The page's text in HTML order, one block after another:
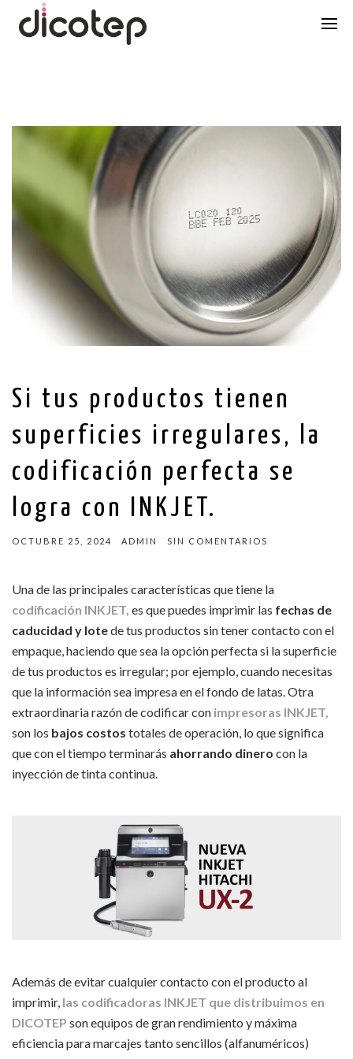
Si tus productos tienen
superficies irregulares, la
codificación perfecta se
logra con INKJET.
OCTUBRE 25, 2024 ADMIN SIN COMENTARIOS
Una de las principales características que tiene la
codificación INKJET, es que puedes imprimir las fechas de
caducidad y lotede tus productos sin tener contacto con el
empaque, haciendo que sea la opción perfecta si la superficie
de tus productos es irregular; por ejemplo, cuando necesitas
que la información sea impresa en el fondo de latas. Otra
extraordinaria razón de codificar con impresoras INKJET,
son los bajos costos totales de operación, lo que significa
que con el tiempo terminarás ahorrando dinero con la
inyección de tinta continua.
Además de evitar cualquier contacto con el producto al
imprimir, las codificadoras INKJET que distribuimos en
DICOTEP son equipos de gran rendimiento y máxima
eficiencia para marcajes tanto sencillos (alfanuméricos)